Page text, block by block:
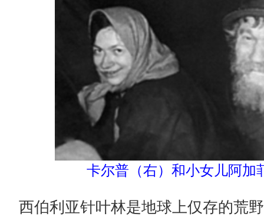
卡尔普（右）和小女儿阿加
西伯利亚针叶林是地球上仅存的荒